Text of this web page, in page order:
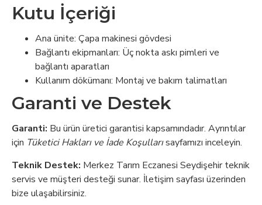
Kutu İçeriği
Ana ünite: Çapa makinesi gövdesi
Bağlantı ekipmanları: Üç nokta askı pimleri ve
bağlantı aparatları
Kullanım dökümanı: Montaj ve bakım talimatları
Garanti ve Destek
Garanti: Bu ürün üretici garantisi kapsamındadır. Ayrıntılar
için Tüketici Hakları ve İade Koşullarısayfamızı inceleyin.
Teknik Destek: Merkez Tarım Eczanesi Seydişehir teknik
servis ve müşteri desteği sunar. İletişim sayfası üzerinden
bize ulaşabilirsiniz.